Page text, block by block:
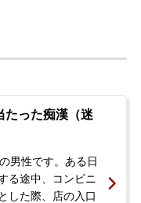
だきました。依頼
で示談が成立し、
たった痴漢（迷
男性です。ある日
る途中、コンビニ
した際、店の入口